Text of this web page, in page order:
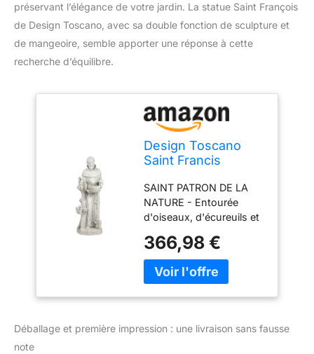
préservant l’élégance de votre jardin. La statue Saint François
de Design Toscano, avec sa double fonction de sculpture et
de mangeoire, semble apporter une réponse à cette
recherche d’équilibre.
Design Toscano
Saint Francis
Statue de Jardin
Mangeoire
d'Oiseau, Grand 94
cm, polyrésine,
pierre antique
SAINT PATRON DE LA
NATURE - Entourée
d'oiseaux, d'écureuils et
statue de notre St.
Francis Nature
Nourricière est pleine de
FIGURINE MANGEOIRE
366,98 €
Déballage et première impression : une livraison sans fausse
note